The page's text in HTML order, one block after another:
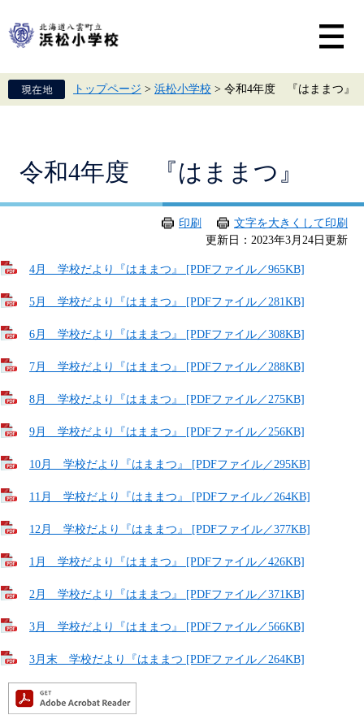
ジ
頭
で
す。
ュ
飛
ば
し
トップページ > 浜松小学校 > 令和4年度 『はままつ』
令和4年度 『はままつ』
印刷
文字を大きくして印刷
更新日：2023年3月24日更新
4月 学校だより『はままつ』 [PDFファイル／965KB]
5月 学校だより『はままつ』 [PDFファイル／281KB]
6月 学校だより『はままつ』 [PDFファイル／308KB]
7月 学校だより『はままつ』 [PDFファイル／288KB]
8月 学校だより『はままつ』 [PDFファイル／275KB]
9月 学校だより『はままつ』 [PDFファイル／256KB]
10月 学校だより『はままつ』 [PDFファイル／295KB]
11月 学校だより『はままつ』 [PDFファイル／264KB]
12月 学校だより『はままつ』 [PDFファイル／377KB]
1月 学校だより『はままつ』 [PDFファイル／426KB]
2月 学校だより『はままつ』 [PDFファイル／371KB]
3月 学校だより『はままつ』 [PDFファイル／566KB]
3月末 学校だより『はままつ [PDFファイル／264KB]